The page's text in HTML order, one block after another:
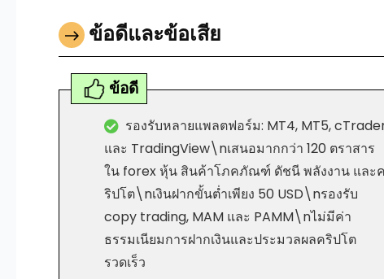
ข้อดีและข้อเสีย
ข้อดี
รองรับหลายแพลตฟอร์ม: MT4, MT5,
และ TradingView\nเสนอมากกว่า 120 ตราสาร
ใน forex หุ้น สินค้าโภคภัณฑ์ ดัชนี พลังงาน และค
ริปโต\nเงินฝากขั้นต่ำเพียง 50 USD\nรองรับ
copy trading, MAM และ PAMM\nไม่มีค่า
ธรรมเนียมการฝากเงินและประมวลผลคริปโต
รวดเร็ว